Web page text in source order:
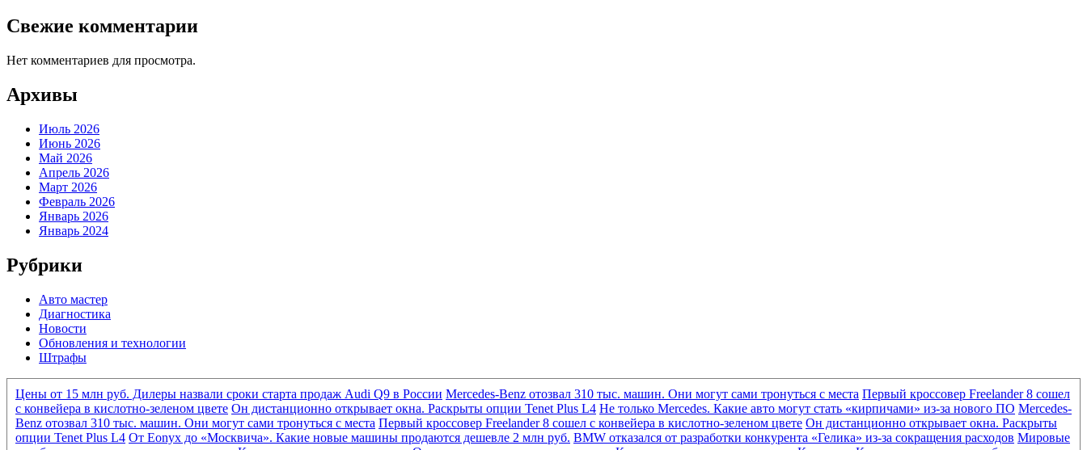
Свежие комментарии
Нет комментариев для просмотра.
Архивы
Июль 2026
Июнь 2026
Май 2026
Апрель 2026
Март 2026
Февраль 2026
Январь 2026
Январь 2024
Рубрики
Авто мастер
Диагностика
Новости
Обновления и технологии
Штрафы
Цены от 15 млн руб. Дилеры назвали сроки старта продаж Audi Q9 в России Mercedes-Benz отозвал 310 тыс. машин. Они могут сами тронуться с места Первый кроссовер Freelander 8 сошел
с конвейера в кислотно-зеленом цвете Он дистанционно открывает окна. Раскрыты опции Tenet Plus L4 Не только Mercedes. Какие авто могут стать «кирпичами» из-за нового ПО Mercedes-
Benz отозвал 310 тыс. машин. Они могут сами тронуться с места Первый кроссовер Freelander 8 сошел с конвейера в кислотно-зеленом цвете Он дистанционно открывает окна. Раскрыты
опции Tenet Plus L4 От Eonyx до «Москвича». Какие новые машины продаются дешевле 2 млн руб. BMW отказался от разработки конкурента «Гелика» из-за сокращения расходов Мировые